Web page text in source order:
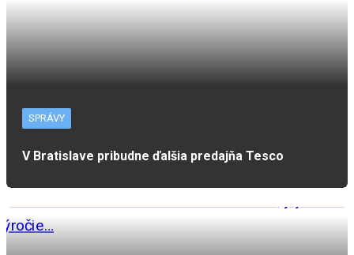
SPRÁVY
V Bratislave pribudne ďalšia predajňa Tesco